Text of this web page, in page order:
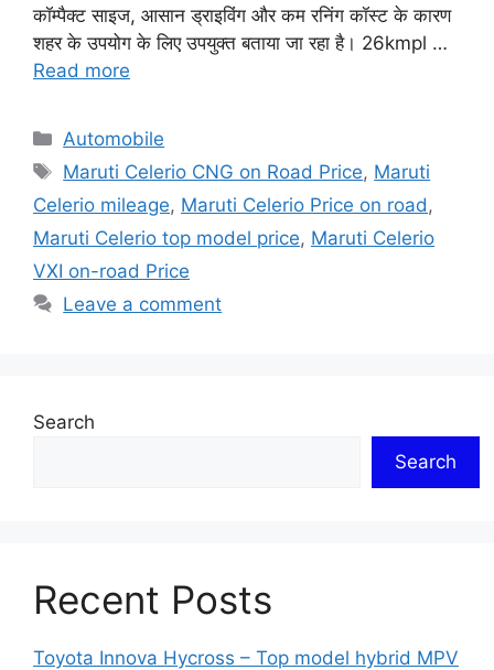
कॉम्पैक्ट साइज, आसान ड्राइविंग और कम रनिंग कॉस्ट के कारण
शहर के उपयोग के लिए उपयुक्त बताया जा रहा है। 26kmpl …
Read more
Categories
Automobile
Tags
Maruti Celerio CNG on Road Price, Maruti
Celerio mileage, Maruti Celerio Price on road ,
Maruti Celerio top model price, Maruti Celerio
VXI on-road Price
Leave a comment
Search
Search
Recent Posts
Toyota Innova Hycross – Top model hybrid MPV